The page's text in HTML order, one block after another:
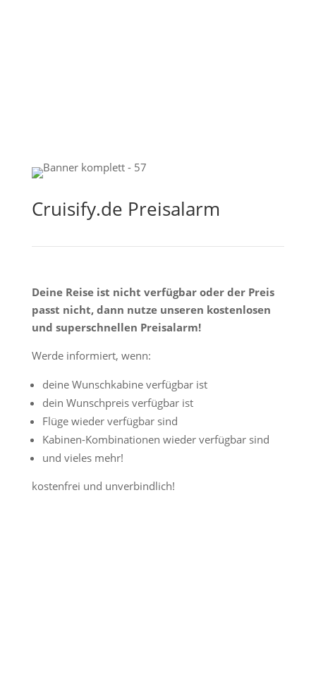
Cruisify.de Preisalarm
Deine Reise ist nicht verfügbar oder der Preis
passt nicht, dann nutze unseren kostenlosen
und superschnellen Preisalarm!
Werde informiert, wenn:
deine Wunschkabine verfügbar ist
dein Wunschpreis verfügbar ist
Flüge wieder verfügbar sind
Kabinen-Kombinationen wieder verfügbar sind
und vieles mehr!
kostenfrei und unverbindlich!